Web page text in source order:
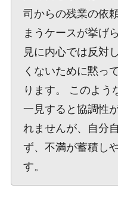
司からの残業の依
まうケースが挙げ
見に内心では反対
くないために黙っ
ります。 このよう
一見すると協調性
れませんが、自分
ず、不満が蓄積し
す。